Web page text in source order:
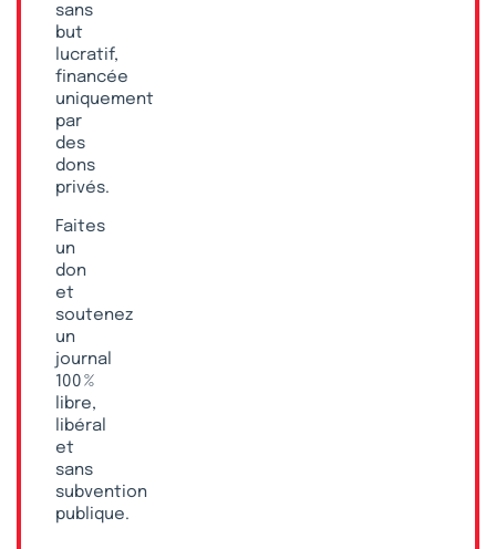
sans
but
lucratif,
financée
uniquement
par
des
dons
privés.
Faites
un
don
et
soutenez
un
journal
100 %
libre,
libéral
et
sans
subvention
publique.